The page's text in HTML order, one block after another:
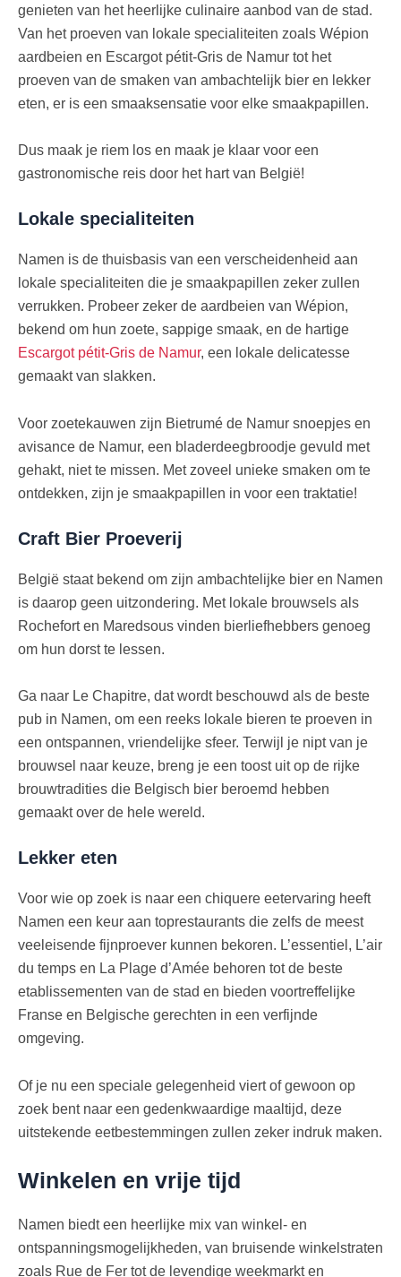
genieten van het heerlijke culinaire aanbod van de stad.
Van het proeven van lokale specialiteiten zoals Wépion
aardbeien en Escargot pétit-Gris de Namur tot het
proeven van de smaken van ambachtelijk bier en lekker
eten, er is een smaaksensatie voor elke smaakpapillen.
Dus maak je riem los en maak je klaar voor een
gastronomische reis door het hart van België!
Lokale specialiteiten
Namen is de thuisbasis van een verscheidenheid aan
lokale specialiteiten die je smaakpapillen zeker zullen
verrukken. Probeer zeker de aardbeien van Wépion,
bekend om hun zoete, sappige smaak, en de hartige
Escargot pétit-Gris de Namur, een lokale delicatesse
gemaakt van slakken.
Voor zoetekauwen zijn Bietrumé de Namur snoepjes en
avisance de Namur, een bladerdeegbroodje gevuld met
gehakt, niet te missen. Met zoveel unieke smaken om te
ontdekken, zijn je smaakpapillen in voor een traktatie!
Craft Bier Proeverij
België staat bekend om zijn ambachtelijke bier en Namen
is daarop geen uitzondering. Met lokale brouwsels als
Rochefort en Maredsous vinden bierliefhebbers genoeg
om hun dorst te lessen.
Ga naar Le Chapitre, dat wordt beschouwd als de beste
pub in Namen, om een reeks lokale bieren te proeven in
een ontspannen, vriendelijke sfeer. Terwijl je nipt van je
brouwsel naar keuze, breng je een toost uit op de rijke
brouwtradities die Belgisch bier beroemd hebben
gemaakt over de hele wereld.
Lekker eten
Voor wie op zoek is naar een chiquere eetervaring heeft
Namen een keur aan toprestaurants die zelfs de meest
veeleisende fijnproever kunnen bekoren. L’essentiel, L’air
du temps en La Plage d’Amée behoren tot de beste
etablissementen van de stad en bieden voortreffelijke
Franse en Belgische gerechten in een verfijnde
omgeving.
Of je nu een speciale gelegenheid viert of gewoon op
zoek bent naar een gedenkwaardige maaltijd, deze
uitstekende eetbestemmingen zullen zeker indruk maken.
Winkelen en vrije tijd
Namen biedt een heerlijke mix van winkel- en
ontspanningsmogelijkheden, van bruisende winkelstraten
zoals Rue de Fer tot de levendige weekmarkt en